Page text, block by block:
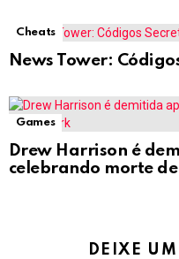
Cheats
News Tower:
Games
Drew Harrison é
celebrando morte
DEIXE